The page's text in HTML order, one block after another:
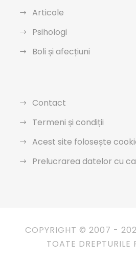
Articole
Psihologi
Boli și afecțiuni
Contact
Termeni și condiții
Acest site folosește
Prelucrarea datelor cu
COPYRIGHT © 2007 -
TOATE DREPTURILE